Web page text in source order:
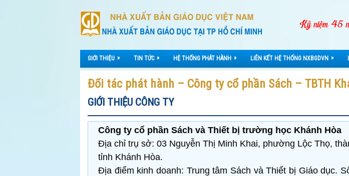
GIỚI THIỆU » TIN TỨC » HỆ THỐNG PHÁT HÀNH » LIÊN KẾT HỆ THỐNG NXBGDVN »
Đối tác phát hành – Công ty cổ phần Sách – TBTH
GIỚI THIỆU CÔNG TY
Công ty cổ phần Sách và Thiết bị trường học Khánh Hòa
Địa chỉ trụ sở: 03 Nguyễn Thị Minh Khai, phường Lộc Thọ,
tỉnh Khánh Hòa.
Địa điểm kinh doanh: Trung tâm Sách và Thiết bị Giáo dục.